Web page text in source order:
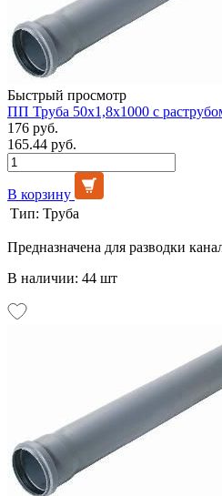
Быстрый просмотр
ПП Труба 50х1,8х1000 с
176 руб.
165.44 руб.
В корзину
Тип: Труба
Предназначена для разводки
В наличии: 44 шт